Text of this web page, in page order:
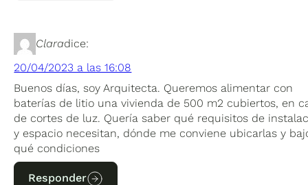
Claradice:
20/04/2023 a las 16:08
Buenos días, soy Arquitecta. Queremos alimentar con
baterías de litio una vivienda de 500 m2 cubiertos, en
de cortes de luz. Quería saber qué requisitos de
y espacio necesitan, dónde me conviene ubicarlas y
qué condiciones
Responder